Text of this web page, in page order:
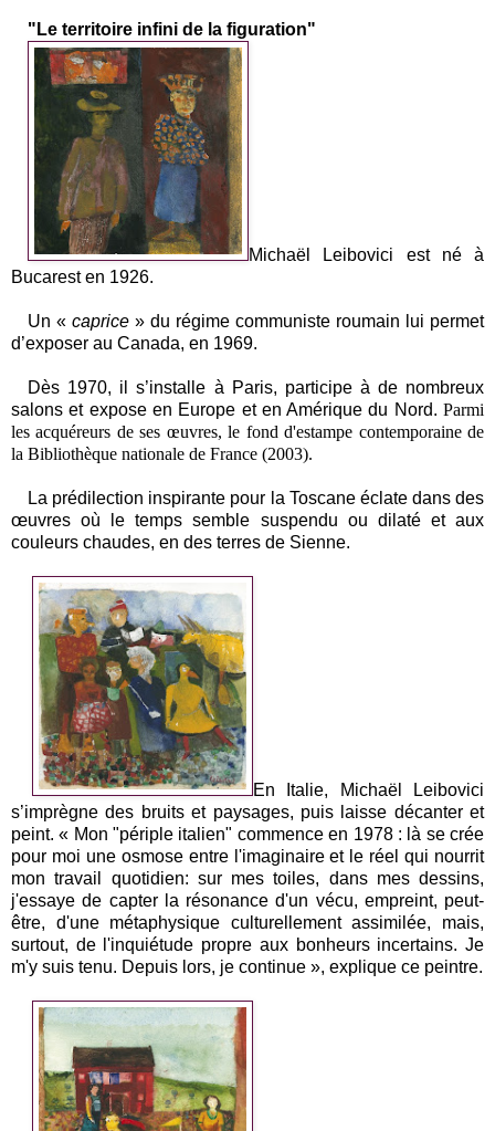
"Le territoire infini de la figuration"
Michaël Leibovici est né à
Bucarest en 1926.
Un «caprice » du régime communiste roumain lui permet
d’exposer au Canada, en 1969.
Dès 1970, il s’installe à Paris, participe à de nombreux
salons et expose en Europe et en Amérique du Nord. Parmi
les acquéreurs de ses œuvres, le fond d'estampe contemporaine de
la Bibliothèque nationale de France (2003).
La prédilection inspirante pour la Toscane éclate dans des
œuvres où le temps semble suspendu ou dilaté et aux
couleurs chaudes, en des terres de Sienne.
En Italie, Michaël Leibovici
s’imprègne des bruits et paysages, puis laisse décanter et
peint. « Mon "périple italien" commence en 1978 : là se crée
pour moi une osmose entre l'imaginaire et le réel qui nourrit
mon travail quotidien: sur mes toiles, dans mes dessins,
j'essaye de capter la résonance d'un vécu, empreint, peut-
être, d'une métaphysique culturellement assimilée, mais,
surtout, de l'inquiétude propre aux bonheurs incertains. Je
m'y suis tenu. Depuis lors, je continue », explique ce peintre.